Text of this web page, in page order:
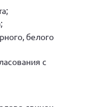
белого
с